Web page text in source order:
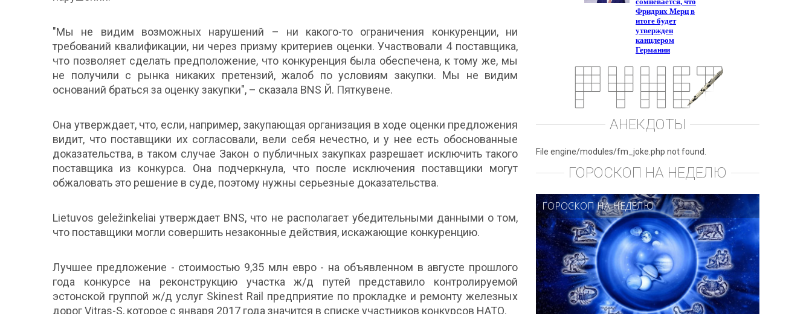
"Мы не видим возможных нарушений – ни какого-то ограничения конкуренции, ни
требований квалификации, ни через призму критериев оценки. Участвовали 4 поставщика,
что позволяет сделать предположение, что конкуренция была обеспечена, к тому же, мы
не получили с рынка никаких претензий, жалоб по условиям закупки. Мы не видим
оснований браться за оценку закупки", – сказала BNS Й. Пяткувене.
Она утверждает, что, если, например, закупающая организация в ходе оценки предложения
видит, что поставщики их согласовали, вели себя нечестно, и у нее есть обоснованные
доказательства, в таком случае Закон о публичных закупках разрешает исключить такого
поставщика из конкурса. Она подчеркнула, что после исключения поставщики могут
обжаловать это решение в суде, поэтому нужны серьезные доказательства.
Lietuvos geležinkeliai утверждает BNS, что не располагает убедительными данными о том,
что поставщики могли совершить незаконные действия, искажающие конкуренцию.
Лучшее предложение - стоимостью 9,35 млн евро - на объявленном в августе прошлого
года конкурсе на реконструкцию участка ж/д путей представило контролируемой
эстонской группой ж/д услуг Skinest Rail предприятие по прокладке и ремонту железных
дорог Vitras-S, которое с января 2017 года значится в списке участников конкурсов НАТО.
АНЕКДОТЫ
File engine/modules/fm_joke.php not found.
ГОРОСКОП НА НЕДЕЛЮ
ГОРОСКОП НА НЕДЕЛЮ